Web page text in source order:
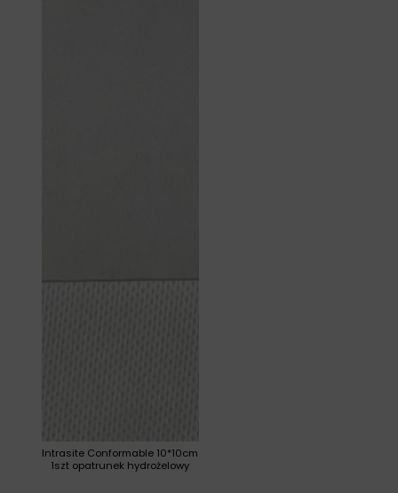
Intrasite Conformable 10*10cm
1szt opatrunek hydrożelowy